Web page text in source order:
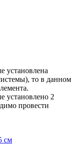
установлена
то в данном
установлено 2
провести
см